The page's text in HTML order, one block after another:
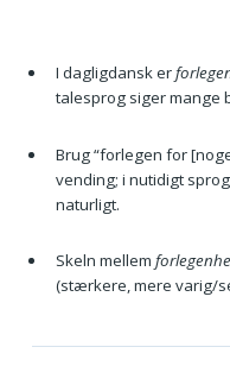
I dagligdansk er
talesprog siger mange
Brug “forlegen for
vending; i nutidigt
naturligt.
Skeln mellem
(stærkere, mere varig/